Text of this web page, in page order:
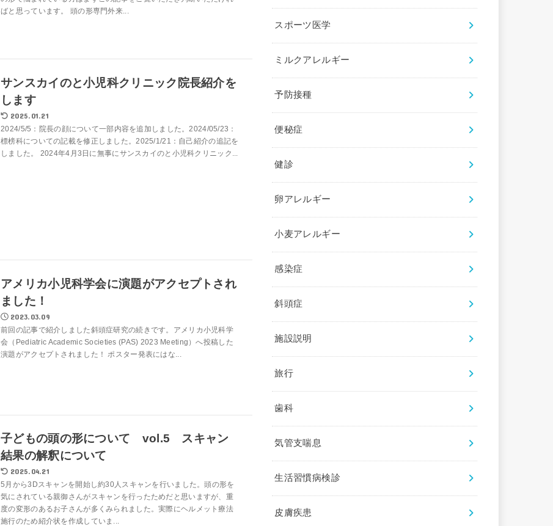
ばと思っています。 頭の形専門外来...
サンスカイのと小児科クリニック院長紹介を
します
2025.01.21
2024/5/5：院長の顔について一部内容を追加しました。2024/05/23：
標榜科についての記載を修正しました。2025/1/21：自己紹介の追記を
しました。 2024年4月3日に無事にサンスカイのと小児科クリニック...
アメリカ小児科学会に演題がアクセプトされ
ました！
2023.03.09
前回の記事で紹介しました斜頭症研究の続きです。アメリカ小児科学
会（Pediatric Academic Societies (PAS) 2023 Meeting）へ投稿した
演題がアクセプトされました！ ポスター発表にはな...
子どもの頭の形について vol.5 スキャン
結果の解釈について
2025.04.21
5月から3Dスキャンを開始し約30人スキャンを行いました。頭の形を
気にされている親御さんがスキャンを行ったためだと思いますが、重
度の変形のあるお子さんが多くみられました。実際にヘルメット療法
施行のため紹介状を作成していま...
スポーツ医学
ミルクアレルギー
予防接種
便秘症
健診
卵アレルギー
小麦アレルギー
感染症
斜頭症
施設説明
旅行
歯科
気管支喘息
生活習慣病検診
皮膚疾患